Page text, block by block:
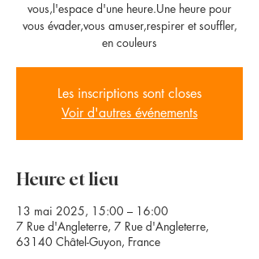
vous,l'espace d'une heure.Une heure pour
vous évader,vous amuser,respirer et souffler,
en couleurs
Les inscriptions sont closes
Voir d'autres événements
Heure et lieu
13 mai 2025, 15:00 – 16:00
7 Rue d'Angleterre, 7 Rue d'Angleterre,
63140 Châtel-Guyon, France